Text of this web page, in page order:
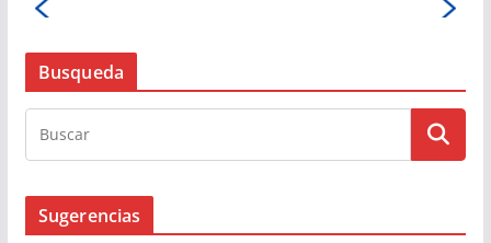
Busqueda
Sugerencias